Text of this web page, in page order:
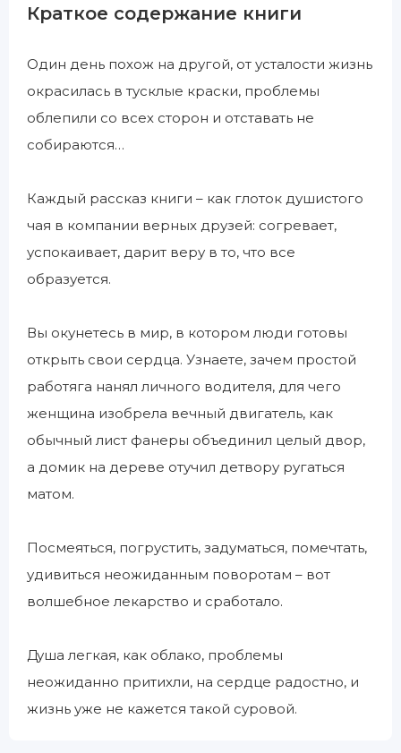
Краткое содержание книги
Один день похож на другой, от усталости жизнь
окрасилась в тусклые краски, проблемы
облепили со всех сторон и отставать не
собираются…
Каждый рассказ книги – как глоток душистого
чая в компании верных друзей: согревает,
успокаивает, дарит веру в то, что все
образуется.
Вы окунетесь в мир, в котором люди готовы
открыть свои сердца. Узнаете, зачем простой
работяга нанял личного водителя, для чего
женщина изобрела вечный двигатель, как
обычный лист фанеры объединил целый двор,
а домик на дереве отучил детвору ругаться
матом.
Посмеяться, погрустить, задуматься, помечтать,
удивиться неожиданным поворотам – вот
волшебное лекарство и сработало.
Душа легкая, как облако, проблемы
неожиданно притихли, на сердце радостно, и
жизнь уже не кажется такой суровой.